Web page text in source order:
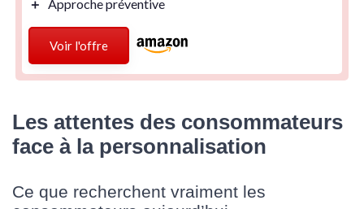
＋ Approche préventive
Voir l'offre
Les attentes des consommateurs
face à la personnalisation
Ce que recherchent vraiment les